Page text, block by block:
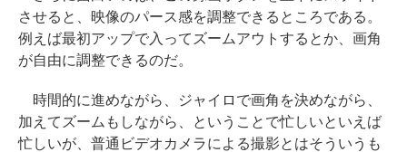
させると、映像のパース感を調整できるところである。
例えば最初アップで入ってズームアウトするとか、画角
が自由に調整できるのだ。
時間的に進めながら、ジャイロで画角を決めながら、
加えてズームもしながら、ということで忙しいといえば
忙しいが、普通ビデオカメラによる撮影とはそういうも